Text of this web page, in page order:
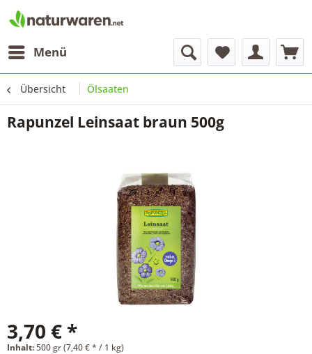
Menü
Übersicht Ölsaaten
Rapunzel Leinsaat braun 500g
3,70 € *
Inhalt:500 gr (7,40 € * / 1 kg)